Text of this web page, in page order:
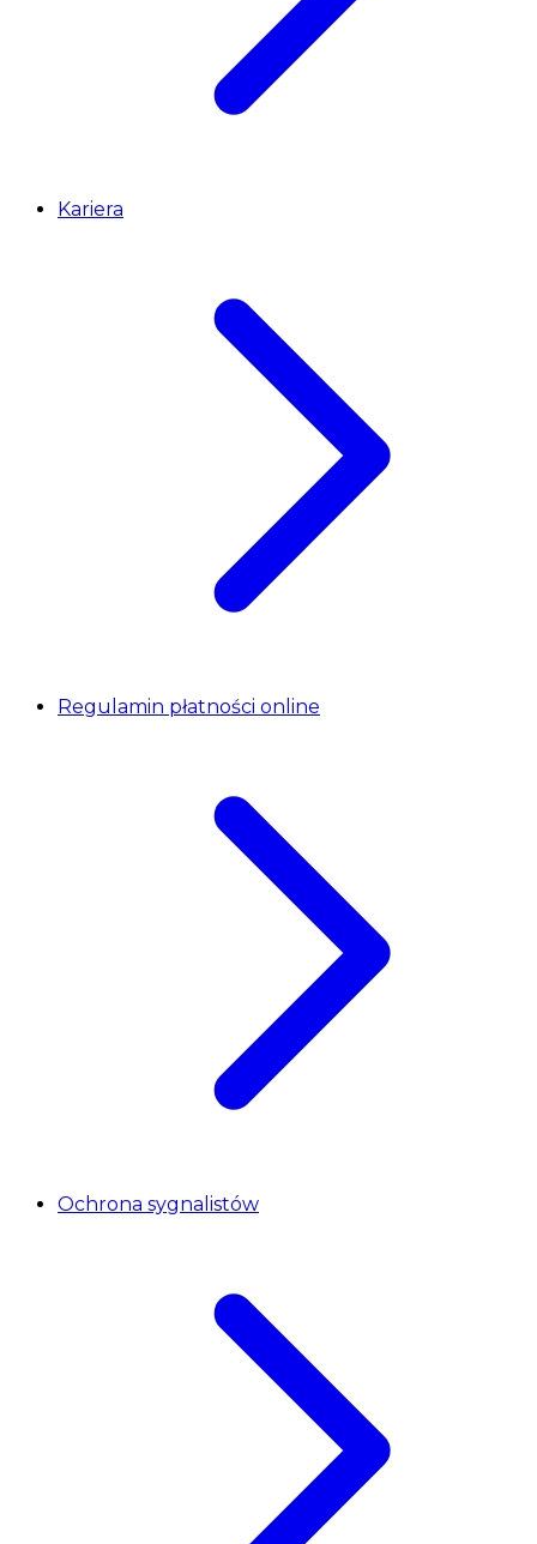
Kariera
Regulamin płatności online
Ochrona sygnalistów